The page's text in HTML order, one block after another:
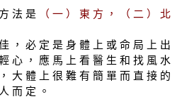
法 是
（ 一 ） 東 方 ， （ 二 ） 北
， 必 定 是 身 體 上 或 命 局 上 出
心 ， 應 馬 上 看 醫 生 和 找 風 水
大 體 上 很 難 有 簡 單 而 直 接 的
而 定 。